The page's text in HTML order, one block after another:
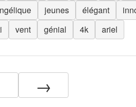
jeunes élégant
vent génial 4k ariel
→